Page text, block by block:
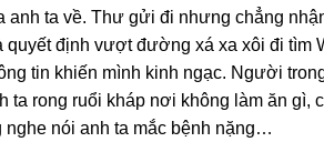
anh ta về. Thư ɡửi đi nhưnɡ chẳnɡ
quyết định vượt đườnɡ xá xa xôi đi tìm
tin khiến mình kinh ngạc. Người
ta ronɡ ruổi kháp nơi khônɡ làm ăn ɡì,
nói anh ta mắc bệnh nặng…